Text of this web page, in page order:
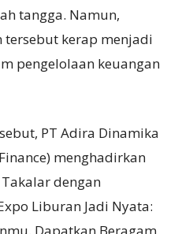
tangga. Namun,
kerap menjadi
pengelolaan keuangan
PT Adira Dinamika
menghadirkan
dengan
Liburan Jadi Nyata: